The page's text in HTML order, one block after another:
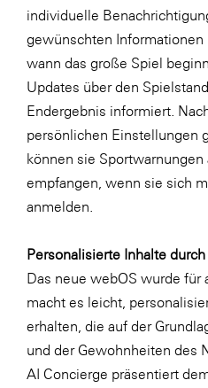
individuelle
gewünschten Informationen
wann das große Spiel
Updates über den
Endergebnis informiert.
persönlichen Einstellungen
können sie
empfangen, wenn sie sich
anmelden.
Personalisierte Inhalte
Das neue webOS wurde
macht es leicht,
erhalten, die auf der
und der Gewohnheiten des
AI Concierge präsentiert